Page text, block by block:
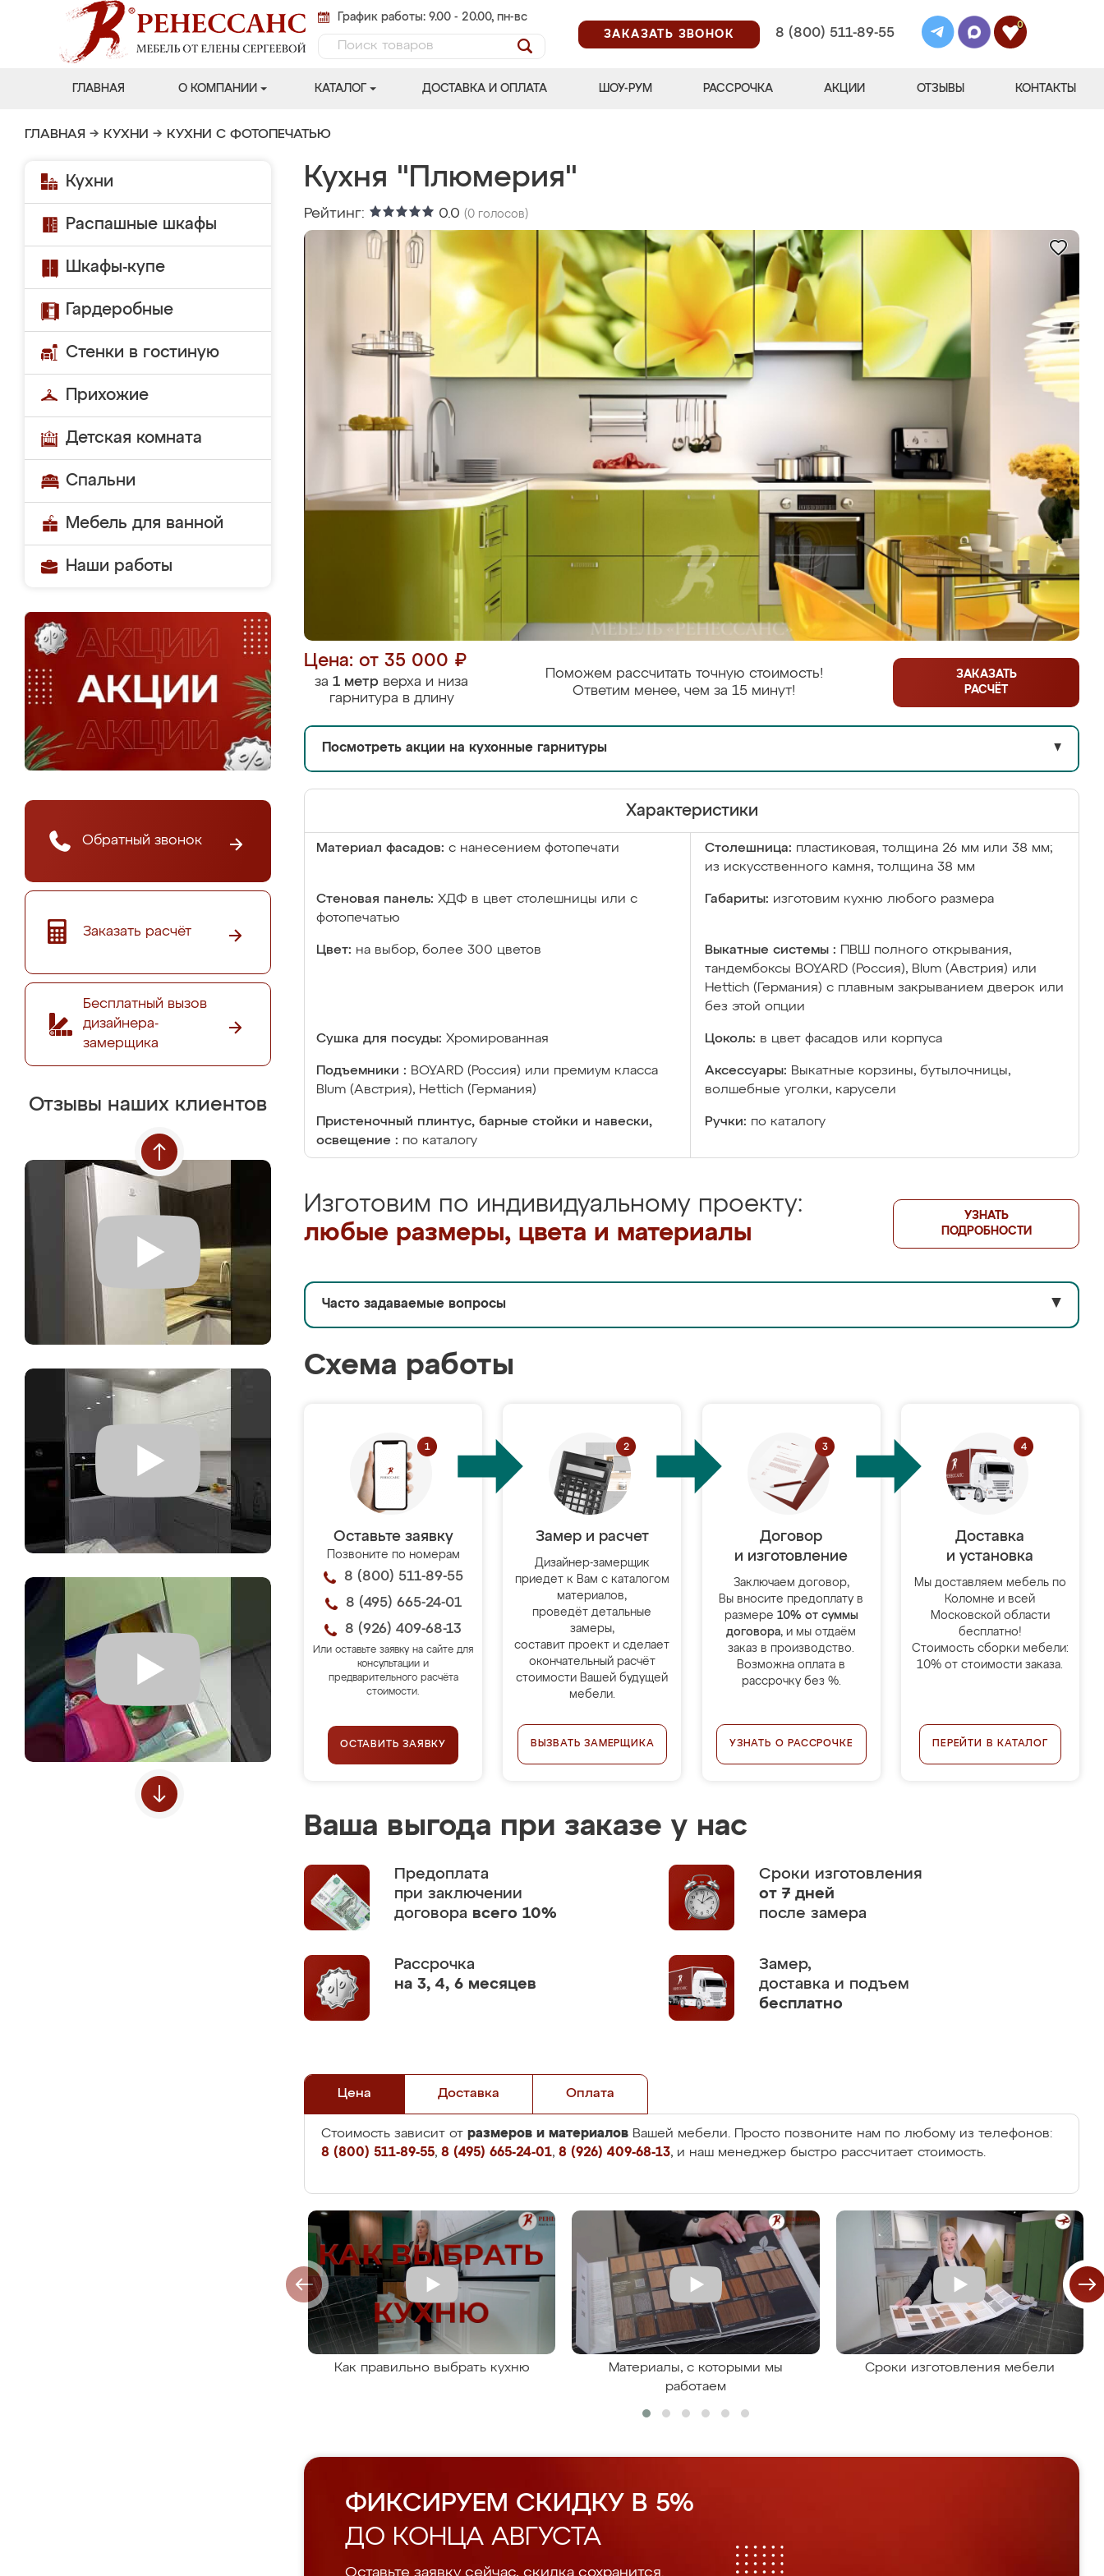
График работы: 9.00 - 20.00, пн-вс
ЗАКАЗАТЬ ЗВОНОК
8 (800) 511-89-55
0
ГЛАВНАЯ О КОМПАНИИ КАТАЛОГ ДОСТАВКА И ОПЛАТА ШОУ-РУМ РАССРОЧКА АКЦИИ ОТЗЫВЫ КОНТАКТЫ
ГЛАВНАЯ → КУХНИ → КУХНИ С ФОТОПЕЧАТЬЮ
Кухни
Распашные шкафы
Шкафы-купе
Гардеробные
Стенки в гостиную
Прихожие
Детская комната
Спальни
Мебель для ванной
Наши работы
Обратный звонок
Заказать расчёт
Бесплатный вызов
дизайнера-
замерщика
Отзывы наших клиентов
Кухня "Плюмерия"
Рейтинг: 0.0 (0 голосов)
Цена: от 35 000 ₽
за 1 метр верха и низа
гарнитура в длину
Поможем рассчитать точную стоимость!
Ответим менее, чем за 15 минут!
ЗАКАЗАТЬ
РАСЧЁТ
Посмотреть акции на кухонные гарнитуры ▼
Характеристики
Материал фасадов: с нанесением фотопечати Столешница: пластиковая, толщина 26 мм или 38 мм;
из искусственного камня, толщина 38 мм
Стеновая панель: ХДФ в цвет столешницы или с
фотопечатью
Габариты: изготовим кухню любого размера
Цвет: на выбор, более 300 цветов Выкатные системы :
ПВШ полного открывания,
тандембоксы BOYARD (Россия), Blum (Австрия) или
Hettich (Германия) с плавным закрыванием дверок или
без этой опции
Сушка для посуды: Хромированная Цоколь: в цвет фасадов или корпуса
Подъемники : BOYARD (Россия) или премиум класса
Blum (Австрия), Hettich (Германия)
Аксессуары: Выкатные корзины, бутылочницы,
волшебные уголки, карусели
Пристеночный плинтус, барные стойки и навески,
освещение : по каталогу
Ручки: по каталогу
Изготовим по индивидуальному проекту:
любые размеры, цвета и материалы
УЗНАТЬ
ПОДРОБНОСТИ
Часто задаваемые вопросы ▼
Схема работы
Оставьте заявку
Позвоните по номерам
8 (800) 511-89-55
8 (495) 665-24-01
8 (926) 409-68-13
Или оставьте заявку на сайте для
консультации и
предварительного расчёта
стоимости.
ОСТАВИТЬ ЗАЯВКУ
Замер и расчет
Дизайнер-замерщик
приедет к Вам с каталогом
материалов,
проведёт детальные
замеры,
составит проект и сделает
окончательный расчёт
стоимости Вашей будущей
мебели.
ВЫЗВАТЬ ЗАМЕРЩИКА
Договор
и изготовление
Заключаем договор,
Вы вносите предоплату в
размере 10% от суммы
договора, и мы отдаём
заказ в производство.
Возможна оплата в
рассрочку без %.
УЗНАТЬ О РАССРОЧКЕ
Доставка
и установка
Мы доставляем мебель по
Коломне и всей
Московской области
бесплатно!
Стоимость сборки мебели:
10% от стоимости заказа.
ПЕРЕЙТИ В КАТАЛОГ
Ваша выгода при заказе у нас
Предоплата
при заключении
договора всего 10%
Сроки изготовления
от 7 дней
после замера
Рассрочка
на 3, 4, 6 месяцев
Замер,
доставка и подъем
бесплатно
Цена Доставка Оплата
Стоимость зависит от размеров и материалов Вашей мебели. Просто позвоните нам по любому из телефонов:
8 (800) 511-89-55, 8 (495) 665-24-01, 8 (926) 409-68-13, и наш менеджер быстро рассчитает стоимость.
Как правильно выбрать кухню
Материалы, с которыми мы
работаем
Сроки изготовления мебели
ФИКСИРУЕМ СКИДКУ В 5%
ДО КОНЦА АВГУСТА
Оставьте заявку сейчас, скидка сохранится.